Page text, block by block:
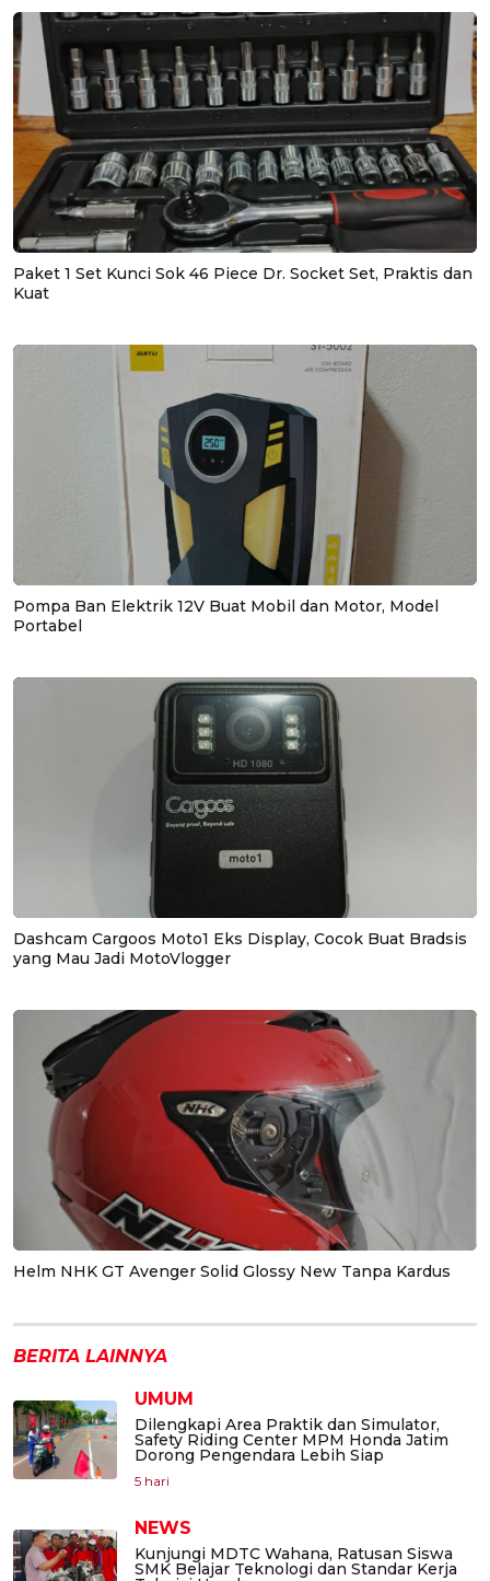
Paket 1 Set Kunci Sok 46 Piece Dr. Socket Set, Praktis dan
Kuat
Pompa Ban Elektrik 12V Buat Mobil dan Motor, Model
Portabel
Dashcam Cargoos Moto1 Eks Display, Cocok Buat Bradsis
yang Mau Jadi MotoVlogger
Helm NHK GT Avenger Solid Glossy New Tanpa Kardus
BERITA LAINNYA
UMUM
Dilengkapi Area Praktik dan Simulator,
Safety Riding Center MPM Honda Jatim
Dorong Pengendara Lebih Siap
5 hari
NEWS
Kunjungi MDTC Wahana, Ratusan Siswa
SMK Belajar Teknologi dan Standar Kerja